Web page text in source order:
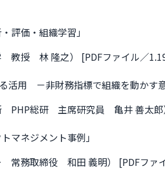
評価・組織学習」
教授 林 隆之） [PDFファイル／
活用 －非財務指標で組織を動かす意
PHP総研 主席研究員 亀井 善太郎
マネジメント事例」
常務取締役 和田 義明） [PDFファ